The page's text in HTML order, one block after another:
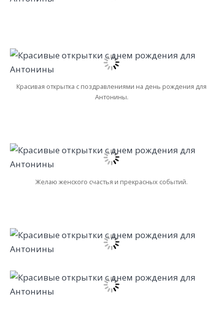
Красивая открытка с поздравлениями на день рождения для
Антонины.
Желаю женского счастья и прекрасных событий.